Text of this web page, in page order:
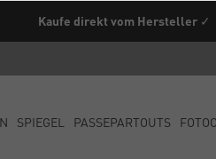
Kaufe direkt vom Hersteller ✓
SPIEGEL PASSEPARTOUTS